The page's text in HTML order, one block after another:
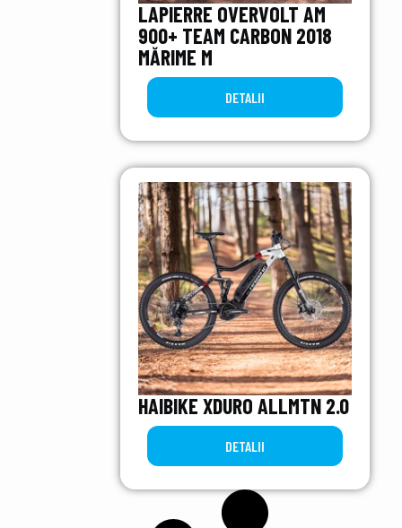
LAPIERRE OVERVOLT AM
900+ TEAM CARBON 2018
MĂRIME M
DETALII
HAIBIKE XDURO ALLMTN 2.0
DETALII